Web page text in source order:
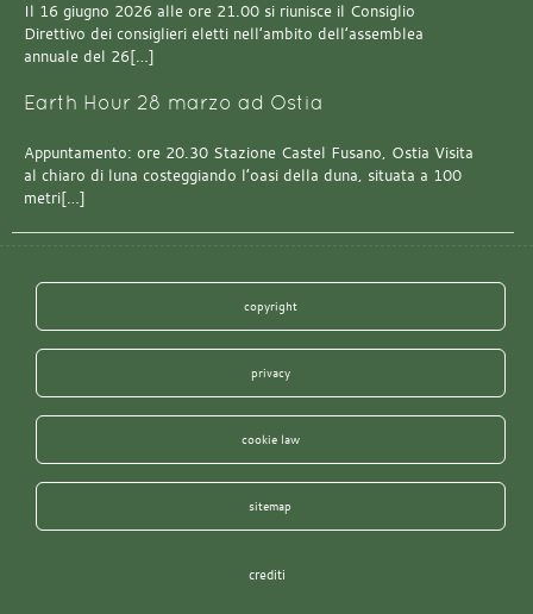
Il 16 giugno 2026 alle ore 21.00 si riunisce il Consiglio
Direttivo dei consiglieri eletti nell’ambito dell’assemblea
annuale del 26[…]
Earth Hour 28 marzo ad Ostia
Appuntamento: ore 20.30 Stazione Castel Fusano, Ostia Visita
al chiaro di luna costeggiando l’oasi della duna, situata a 100
metri[…]
copyright
privacy
cookie law
sitemap
crediti